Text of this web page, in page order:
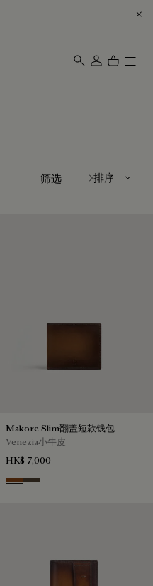
筛选
Makore Slim翻盖短款钱包
Venezia小牛皮
HK$ 7,000
Cacao Intenso
Alba